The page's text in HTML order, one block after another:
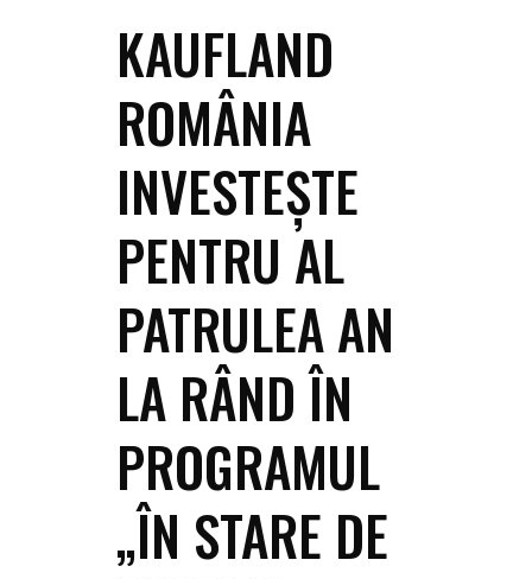
KAUFLAND
ROMÂNIA
INVESTEȘTE
PENTRU AL
PATRULEA AN
LA RÂND ÎN
PROGRAMUL
„ÎN STARE DE